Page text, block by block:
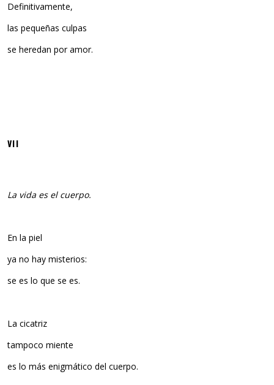
Definitivamente,
las pequeñas culpas
se heredan por amor.
VII
La vida es el cuerpo.
En la piel
ya no hay misterios:
se es lo que se es.
La cicatriz
tampoco miente
es lo más enigmático del cuerpo.